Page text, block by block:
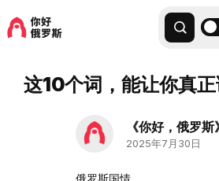
这10个词，能让你真正
《你好，俄罗
2025年7月30日
俄罗斯国情